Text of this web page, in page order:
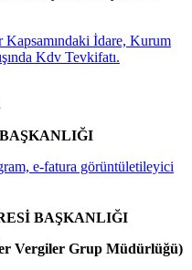
BAŞKANLIĞI
Vergiler Grup Müdürlüğü)